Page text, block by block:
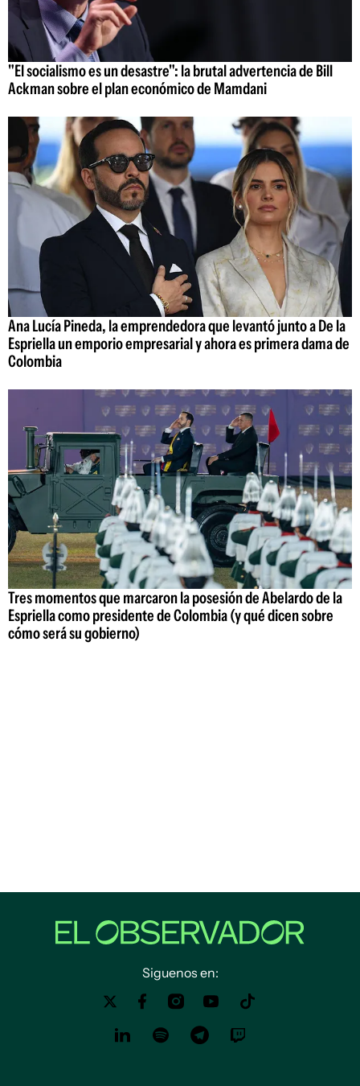
"El socialismo es un desastre": la brutal advertencia de Bill
Ackman sobre el plan económico de Mamdani
Ana Lucía Pineda, la emprendedora que levantó junto a De la
Espriella un emporio empresarial y ahora es primera dama de
Colombia
Tres momentos que marcaron la posesión de Abelardo de la
Espriella como presidente de Colombia (y qué dicen sobre
cómo será su gobierno)
Siguenos en: